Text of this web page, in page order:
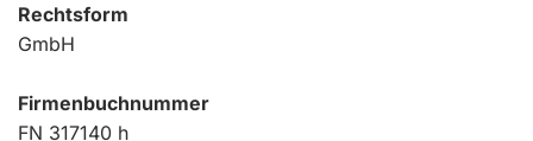
Rechtsform
GmbH
Firmenbuchnummer
FN 317140 h